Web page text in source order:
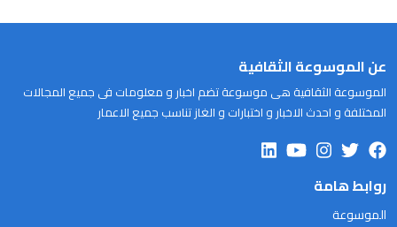
عن الموسوعة الثقافية
الموسوعة الثقافية هى موسوعة تضم اخبار و معلومات فى جميع المجالات
المختلفة و احدث الاخبار و اختبارات و الغاز تناسب جميع الاعمار
روابط هامة
الموسوعة